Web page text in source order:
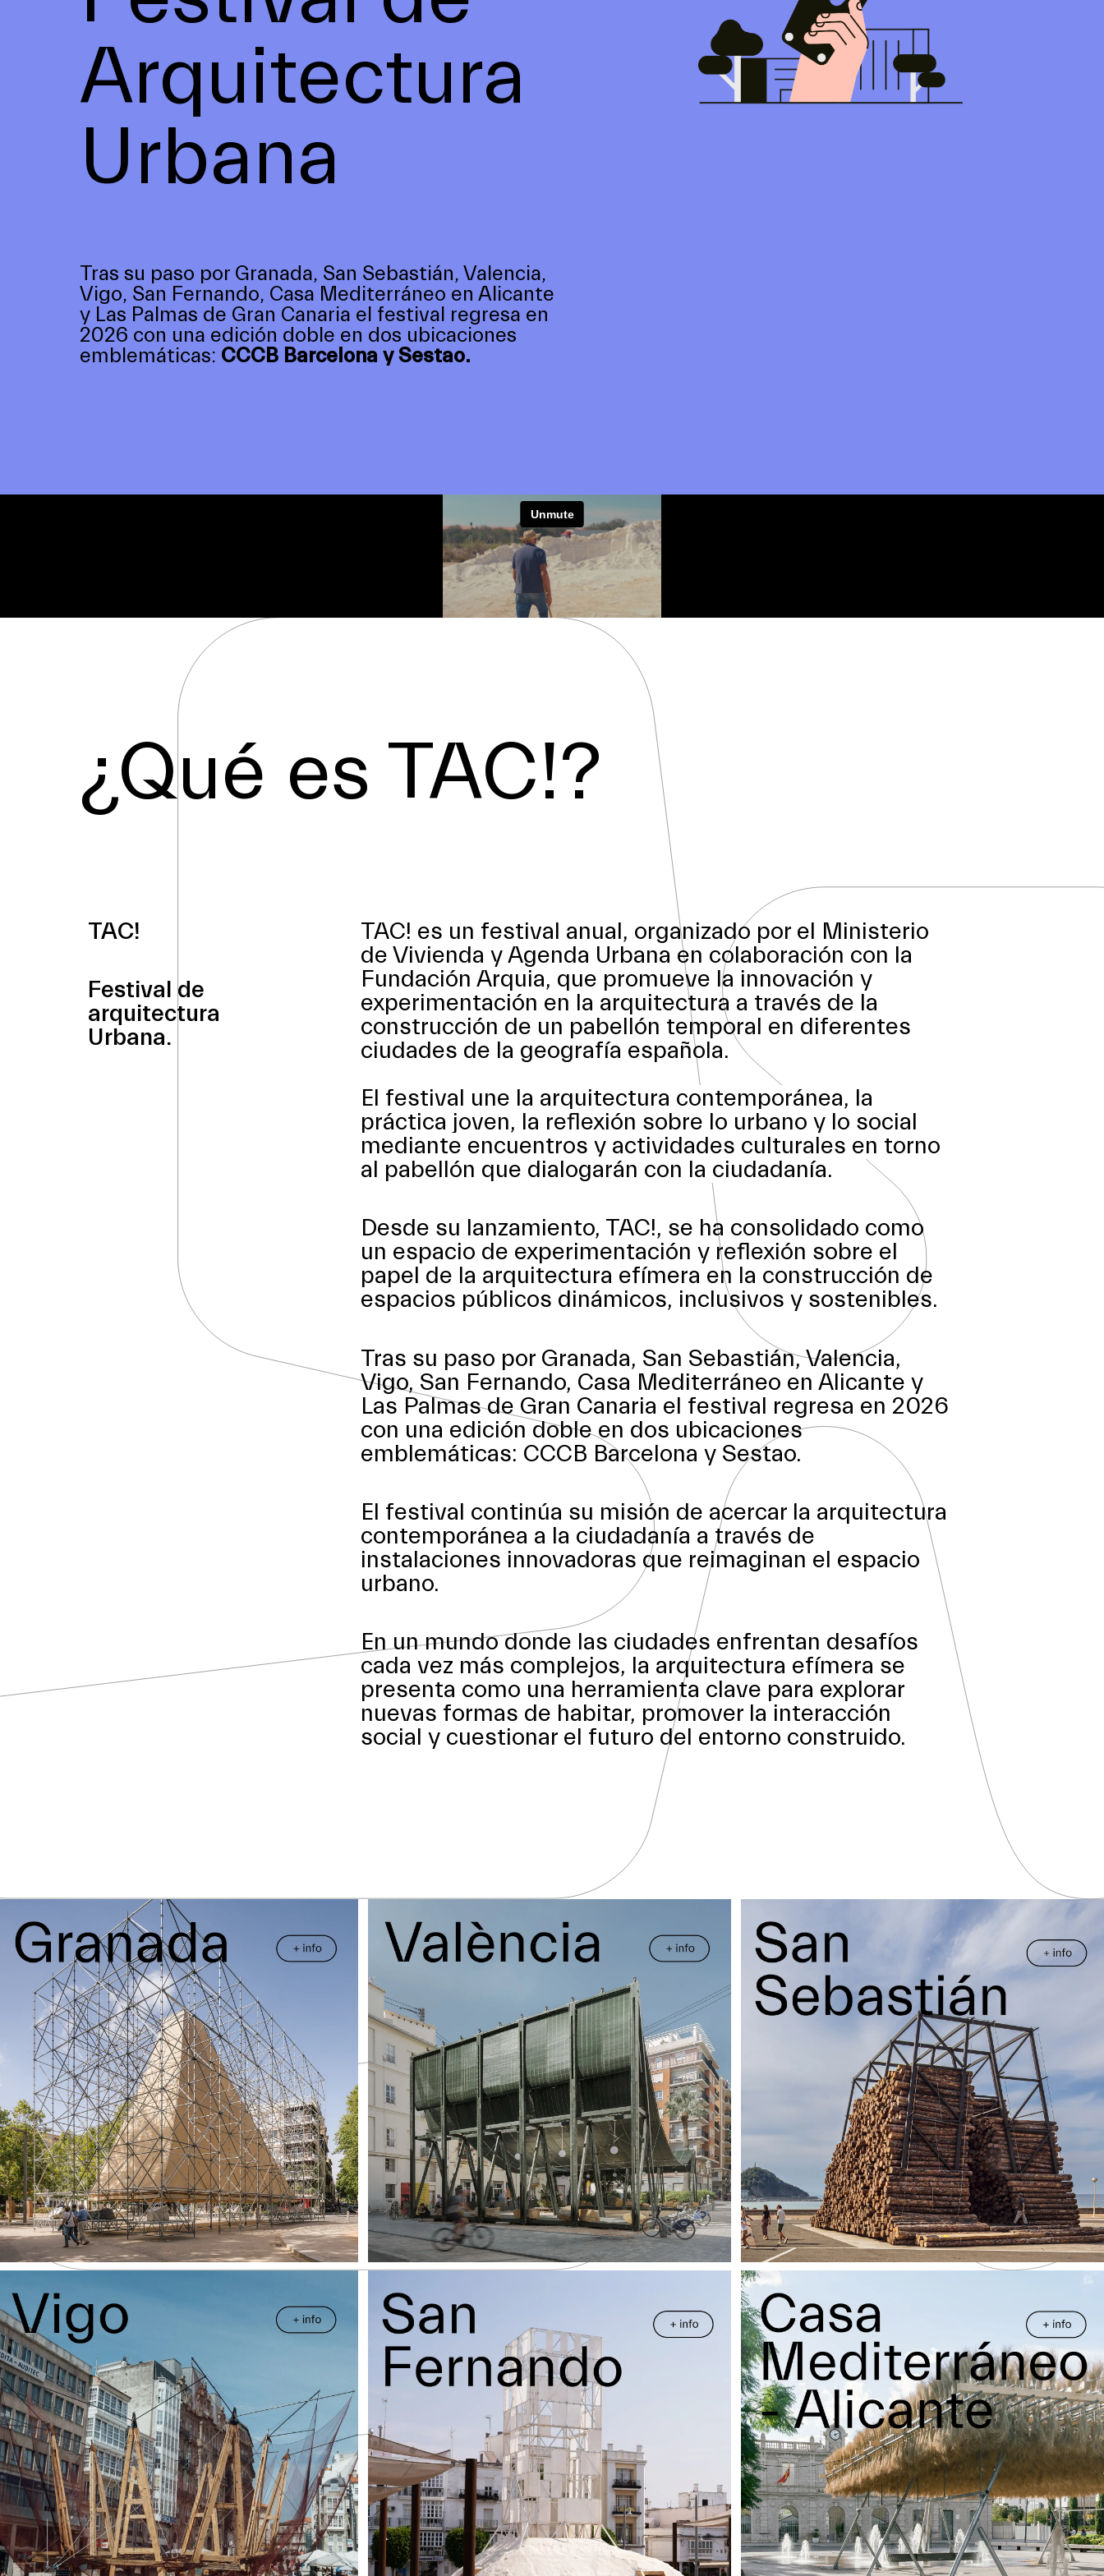
Arquitectura
Urbana
Tras su paso por Granada, San Sebastián, Valencia,
Vigo, San Fernando, Casa Mediterráneo en Alicante
y Las Palmas de Gran Canaria el festival regresa en
2026 con una edición doble en dos ubicaciones
emblemáticas: CCCB Barcelona y Sestao.
¿Qué es TAC!?
TAC!
Festival de
arquitectura
Urbana.
TAC! es un festival anual, organizado por el Ministerio
de Vivienda y Agenda Urbana en colaboración con la
Fundación Arquia, que promueve la innovación y
experimentación en la arquitectura a través de la
construcción de un pabellón temporal en diferentes
ciudades de la geografía española.
El festival une la arquitectura contemporánea, la
práctica joven, la reflexión sobre lo urbano y lo social
mediante encuentros y actividades culturales en torno
al pabellón que dialogarán con la ciudadanía.
Desde su lanzamiento, TAC!, se ha consolidado como
un espacio de experimentación y reflexión sobre el
papel de la arquitectura efímera en la construcción de
espacios públicos dinámicos, inclusivos y sostenibles.
Tras su paso por Granada, San Sebastián, Valencia,
Vigo, San Fernando, Casa Mediterráneo en Alicante y
Las Palmas de Gran Canaria el festival regresa en 2026
con una edición doble en dos ubicaciones
emblemáticas: CCCB Barcelona y Sestao.
El festival continúa su misión de acercar la arquitectura
contemporánea a la ciudadanía a través de
instalaciones innovadoras que reimaginan el espacio
urbano.
En un mundo donde las ciudades enfrentan desafíos
cada vez más complejos, la arquitectura efímera se
presenta como una herramienta clave para explorar
nuevas formas de habitar, promover la interacción
social y cuestionar el futuro del entorno construido.